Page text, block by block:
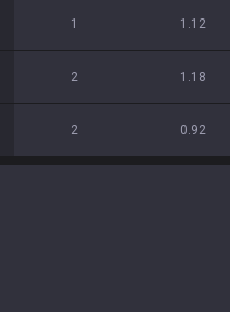
1 1.12
2 1.18
2 0.92